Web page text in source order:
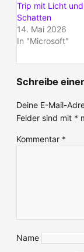
Trip mit Licht und
Schatten
14. Mai 2026
In "Microsoft"
Schreibe
Deine E-Mail-
Felder sind mit *
Kommentar *
Name